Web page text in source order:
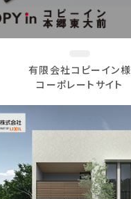
有限会社コピーイン様
コーポレートサイト